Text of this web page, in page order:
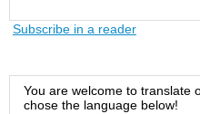
Subscribe in a reader
You are welcome to translate
chose the language below!